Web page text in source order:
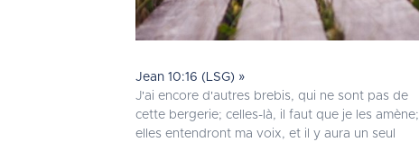
Jean 10:16 (LSG) »
J'ai encore d'autres brebis, qui ne sont pas de
cette bergerie; celles-là, il faut que je les amène;
elles entendront ma voix, et il y aura un seul